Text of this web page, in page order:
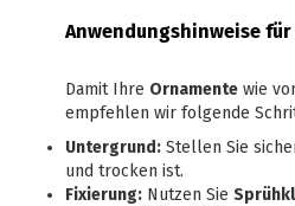
Anwendungshinweise
Damit Ihre Ornamente wie
empfehlen wir folgende
Untergrund: Stellen Sie
und trocken ist.
Fixierung: Nutzen Sie